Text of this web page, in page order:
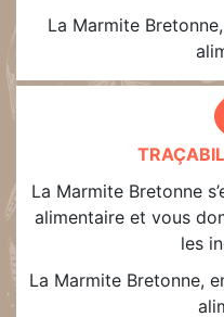
La Marmite
La Marmite Bretonne
alimentaire et vous
les
La Marmite Bretonne,